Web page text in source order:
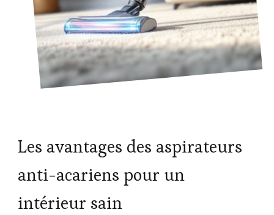
Les avantages des aspirateurs
anti-acariens pour un
intérieur sain